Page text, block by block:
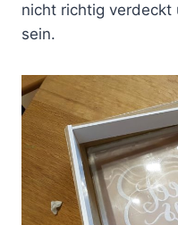
nicht richtig
sein.